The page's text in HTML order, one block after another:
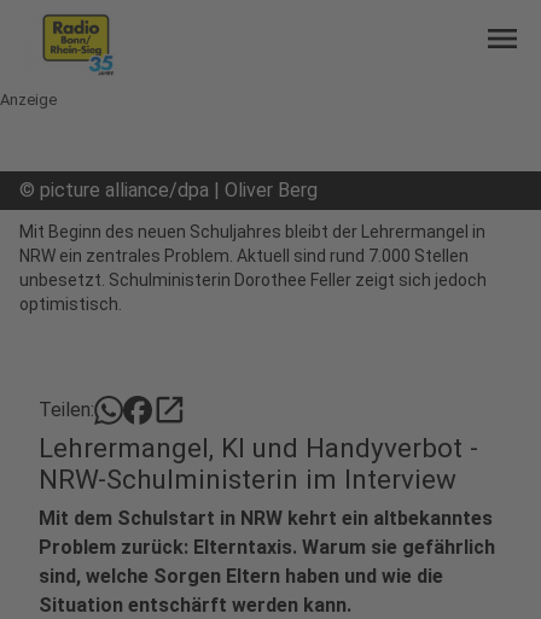
menu
Anzeige
© picture alliance/dpa | Oliver Berg
Mit Beginn des neuen Schuljahres bleibt der Lehrermangel in
NRW ein zentrales Problem. Aktuell sind rund 7.000 Stellen
unbesetzt. Schulministerin Dorothee Feller zeigt sich jedoch
optimistisch.
Teilen: open_in_new
Lehrermangel, KI und Handyverbot -
NRW-Schulministerin im Interview
Mit dem Schulstart in NRW kehrt ein altbekanntes
Problem zurück: Elterntaxis. Warum sie gefährlich
sind, welche Sorgen Eltern haben und wie die
Situation entschärft werden kann.